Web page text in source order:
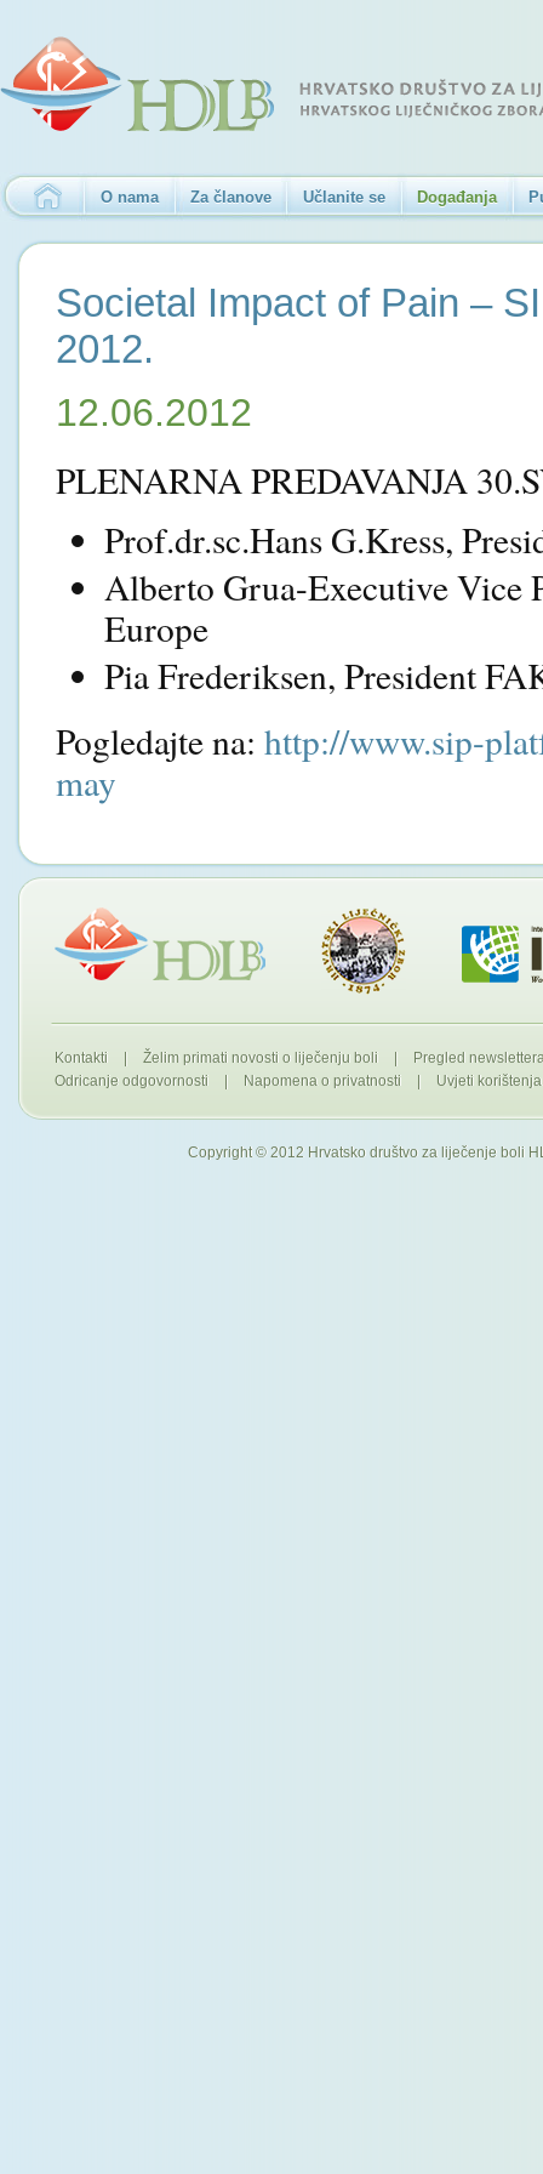
O nama Za članove Učlanite se Događanja
Societal Impact of Pain –
2012.
12.06.2012
PLENARNA PREDAVANJA
Prof.dr.sc.Hans G.Kress,
Alberto Grua-Executive Vice
Europe
Pia Frederiksen, President
Pogledajte na: http://www.sip-
may
Kontakti Želim primati novosti o liječenju boli
Pregled
Odricanje odgovornosti
Napomena o privatnosti Uvjeti korištenja
Copyright © 2012 Hrvatsko društvo za liječenje boli